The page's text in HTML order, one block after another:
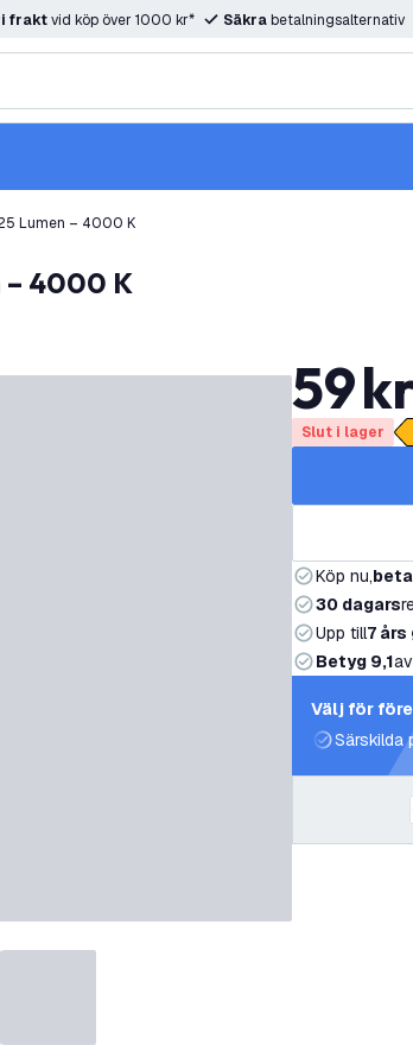
fraktvid köp över 1000 kr* Säkrabetalningsalternativ
Lumen – 4000 K
– 4000 K
59
Slut i lager
Köp nu,
30 dagars
Upp till7
Betyg 9,1av
Välj för
Särskilda